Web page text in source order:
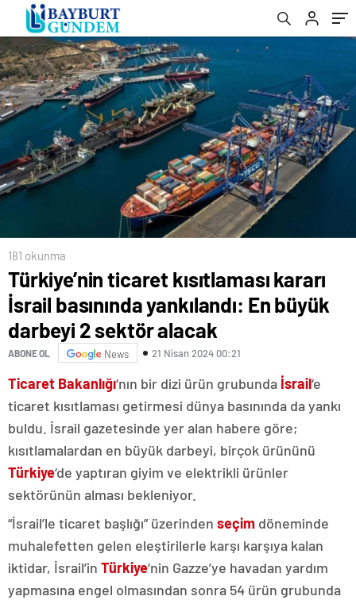
sektör alacak
181 okunma
Türkiye’nin ticaret kısıtlaması kararı
İsrail basınında yankılandı: En büyük
darbeyi 2 sektör alacak
ABONE OL News 21 Nisan 2024 00:21
Ticaret Bakanlığı‘nın bir dizi ürün grubunda İsrail‘e
ticaret kısıtlaması getirmesi dünya basınında da yankı
buldu. İsrail gazetesinde yer alan habere göre;
kısıtlamalardan en büyük darbeyi, birçok ürününü
Türkiye‘de yaptıran giyim ve elektrikli ürünler
sektörünün alması bekleniyor.
“İsrail’le ticaret başlığı” üzerinden seçim döneminde
muhalefetten gelen eleştirilerle karşı karşıya kalan
iktidar, İsrail’in Türkiye‘nin Gazze’ye havadan yardım
yapmasına engel olmasından sonra 54 ürün grubunda